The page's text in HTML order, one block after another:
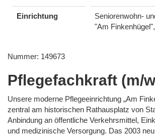
Einrichtung
Seniorenwohn-
"Am
Nummer: 149673
Pflegefachkraft (m/
Unsere moderne Pflegeeinrichtung „Am
zentral am historischen Rathausplatz von
Anbindung an öffentliche Verkehrsmittel,
und medizinische Versorgung. Das 2003